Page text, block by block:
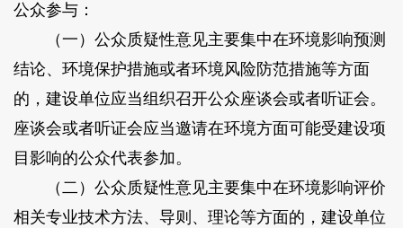
公众参与：
（一）公众质疑性意见主要集中在环境影响预测
结论、环境保护措施或者环境风险防范措施等方面
的，建设单位应当组织召开公众座谈会或者听证会。
座谈会或者听证会应当邀请在环境方面可能受建设项
目影响的公众代表参加。
（二）公众质疑性意见主要集中在环境影响评价
相关专业技术方法、导则、理论等方面的，建设单位